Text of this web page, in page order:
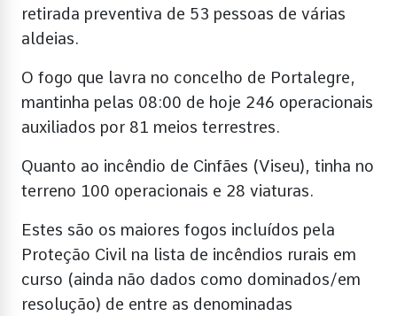
retirada preventiva de 53 pessoas de várias
aldeias.
O fogo que lavra no concelho de Portalegre,
mantinha pelas 08:00 de hoje 246 operacionais
auxiliados por 81 meios terrestres.
Quanto ao incêndio de Cinfães (Viseu), tinha no
terreno 100 operacionais e 28 viaturas.
Estes são os maiores fogos incluídos pela
Proteção Civil na lista de incêndios rurais em
curso (ainda não dados como dominados/em
resolução) de entre as denominadas